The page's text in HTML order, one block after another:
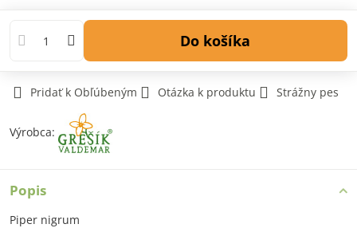
Do košíka
Pridať k Obľúbeným Otázka k produktu Strážny pes
Výrobca:
Popis
Piper nigrum